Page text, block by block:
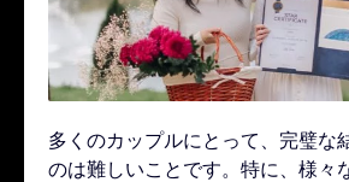
多くのカップルにとって、完璧な
のは難しいことです。特に、様々